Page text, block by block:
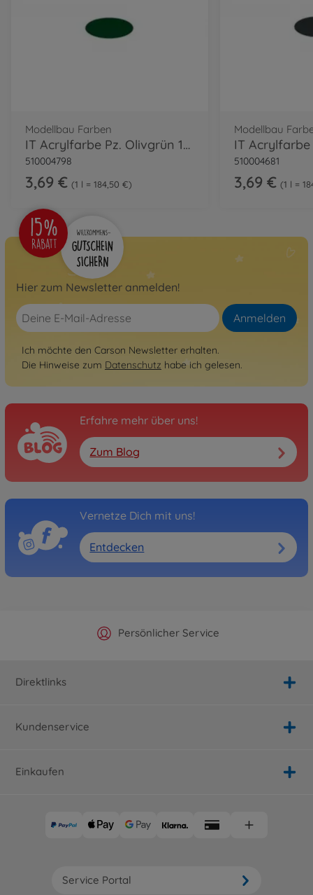
Modellbau Farben
IT Acrylfarbe Pz. Olivgrün 1943 20ml
510004798
3,69 € 1 l = 184,50 €
Modellbau
510004681
3,69 € 1 l =
Hier zum Newsletter anmelden!
Anmelden
Ich möchte den Carson Newsletter erhalten.
Die Hinweise zum Datenschutz habe ich gelesen.
Erfahre mehr über uns!
Zum Blog
Vernetze Dich mit uns!
Entdecken
Offizieller Hersteller Shop
Persönlicher Service
Versandkostenfrei ab 25€
Schnelle Lieferung
Direktlinks
Kundenservice
Einkaufen
Service Portal